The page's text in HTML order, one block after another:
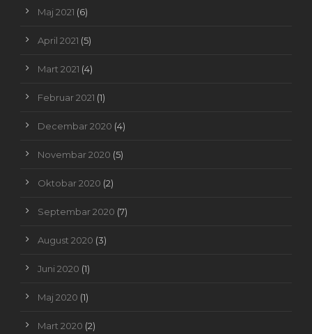
Maj 2021 (6)
April 2021 (5)
Mart 2021 (4)
Februar 2021 (1)
Decembar 2020 (4)
Novembar 2020 (5)
Oktobar 2020 (2)
Septembar 2020 (7)
August 2020 (3)
Juni 2020 (1)
Maj 2020 (1)
Mart 2020 (2)